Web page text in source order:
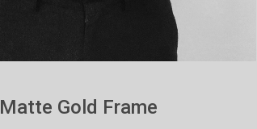
Matte Gold Frame